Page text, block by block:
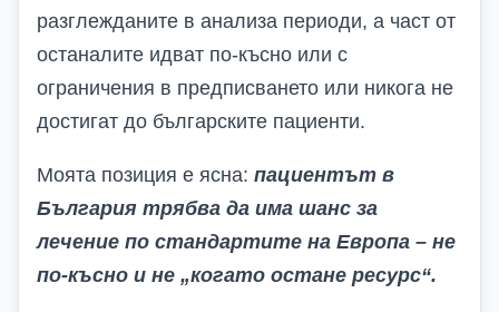
разглежданите в анализа периоди, а част от
останалите идват по-късно или с
ограничения в предписването или никога не
достигат до българските пациенти.
Моята позиция е ясна: пациентът в
България трябва да има шанс за
лечение по стандартите на Европа – не
по-късно и не „когато остане ресурс“.